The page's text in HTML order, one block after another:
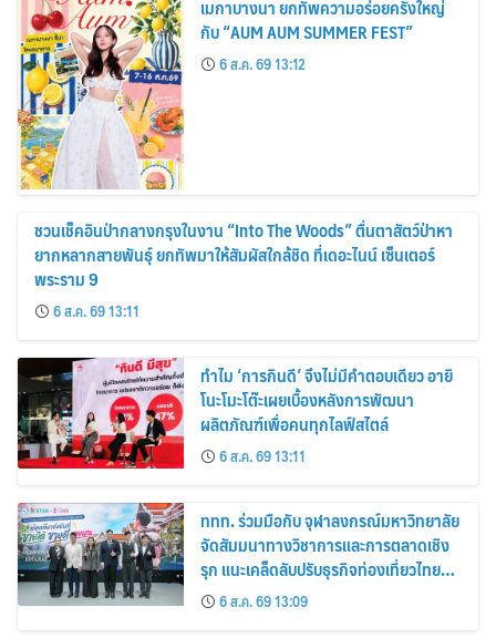
เมกาบางนา ยกทัพความอร่อยครั้งใหญ่
กับ “AUM AUM SUMMER FEST”
6 ส.ค. 69 13:12
ชวนเช็คอินป่ากลางกรุงในงาน “Into The Woods” ตื่นตาสัตว์ป่าหา
ยากหลากสายพันธุ์ ยกทัพมาให้สัมผัสใกล้ชิด ที่เดอะไนน์ เซ็นเตอร์
พระราม 9
6 ส.ค. 69 13:11
ทำไม ‘การกินดี’ จึงไม่มีคำตอบเดียว อายิ
โนะโมะโต๊ะเผยเบื้องหลังการพัฒนา
ผลิตภัณฑ์เพื่อคนทุกไลฟ์สไตล์
6 ส.ค. 69 13:11
ททท. ร่วมมือกับ จุฬาลงกรณ์มหาวิทยาลัย
จัดสัมมนาทางวิชาการและการตลาดเชิง
รุก แนะเคล็ดลับปรับธุรกิจท่องเที่ยวไทย
“ขายได้ ขายดี ขายนาน”
6 ส.ค. 69 13:09